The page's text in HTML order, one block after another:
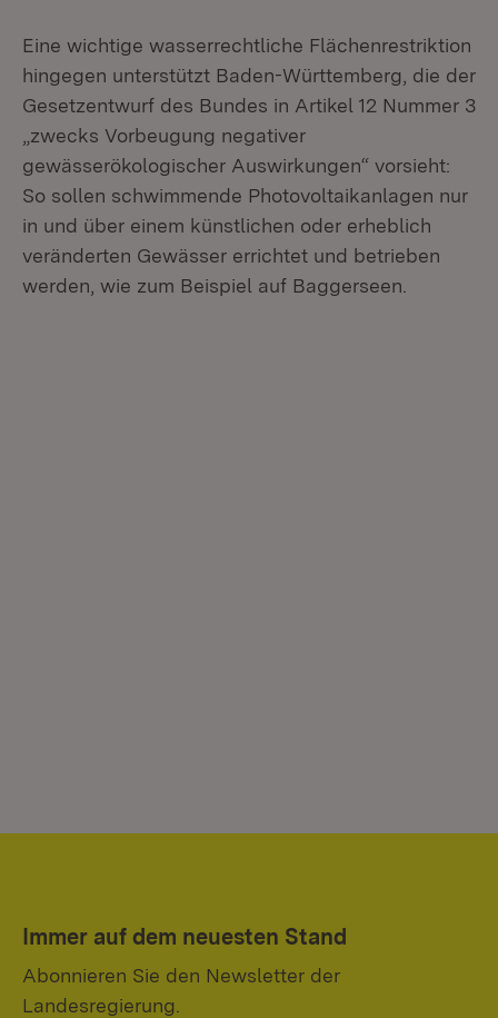
Eine wichtige wasserrechtliche Flächenrestriktion
hingegen unterstützt Baden-Württemberg, die der
Gesetzentwurf des Bundes in Artikel 12 Nummer 3
„zwecks Vorbeugung negativer
gewässerökologischer Auswirkungen“ vorsieht:
So sollen schwimmende Photovoltaikanlagen nur
in und über einem künstlichen oder erheblich
veränderten Gewässer errichtet und betrieben
werden, wie zum Beispiel auf Baggerseen.
Immer auf dem neuesten Stand
Abonnieren Sie den Newsletter der
Landesregierung.